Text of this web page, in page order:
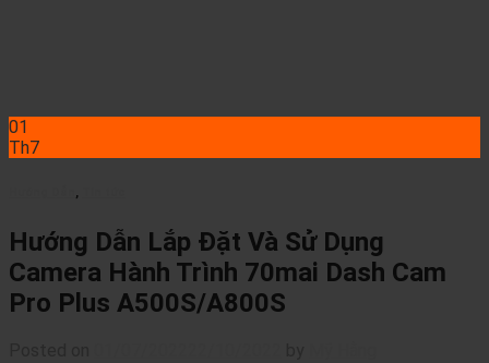
01
Th7
,
Hướng Dẫn Lắp Đặt Và Sử Dụng
Camera Hành Trình 70mai Dash Cam
Pro Plus A500S/A800S